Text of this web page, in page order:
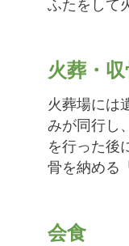
ふたをして
火葬・
火葬場には
みが同行し
を行った後
骨を納める
会食